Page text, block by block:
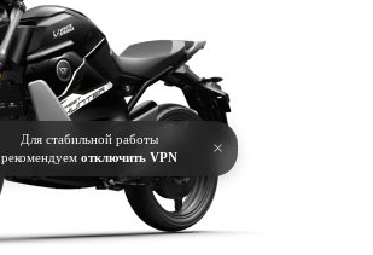
Для стабильной работы
рекомендуем отключить VPN ×